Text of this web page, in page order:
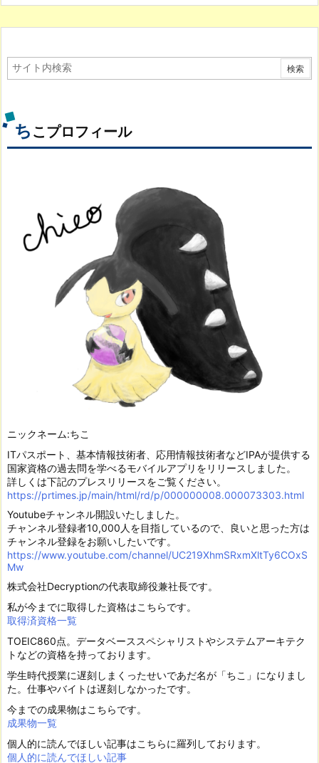
ち こプロフィール
ニックネーム:ちこ
ITパスポート、基本情報技術者、応用情報技術者などIPAが提供する
国家資格の過去問を学べるモバイルアプリをリリースしました。
詳しくは下記のプレスリリースをご覧ください。
https://prtimes.jp/main/html/rd/p/000000008.000073303.html
Youtubeチャンネル開設いたしました。
チャンネル登録者10,000人を目指しているので、良いと思った方は
チャンネル登録をお願いしたいです。
https://www.youtube.com/channel/UC219XhmSRxmXltTy6COxS
Mw
株式会社Decryptionの代表取締役兼社長です。
私が今までに取得した資格はこちらです。
取得済資格一覧
TOEIC860点。データベーススペシャリストやシステムアーキテク
トなどの資格を持っております。
学生時代授業に遅刻しまくったせいであだ名が「ちこ」になりまし
た。仕事やバイトは遅刻しなかったです。
今までの成果物はこちらです。
成果物一覧
個人的に読んでほしい記事はこちらに羅列しております。
個人的に読んでほしい記事